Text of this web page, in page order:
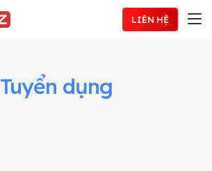
LIÊN HỆ
Tuyển dụng